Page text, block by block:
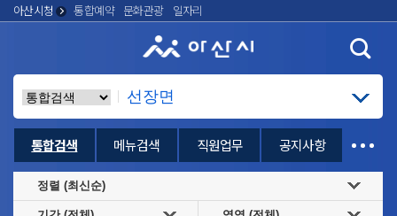
아산시청 통합예약 문화관광 일자리
통합검색 메뉴검색 직원업무
공지사항
게시판정렬 (최신순)